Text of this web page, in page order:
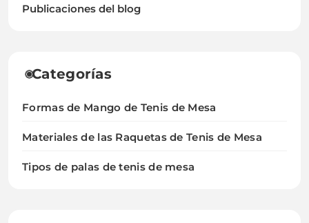
Publicaciones del blog
Categorías
Formas de Mango de Tenis de Mesa
Materiales de las Raquetas de Tenis de Mesa
Tipos de palas de tenis de mesa